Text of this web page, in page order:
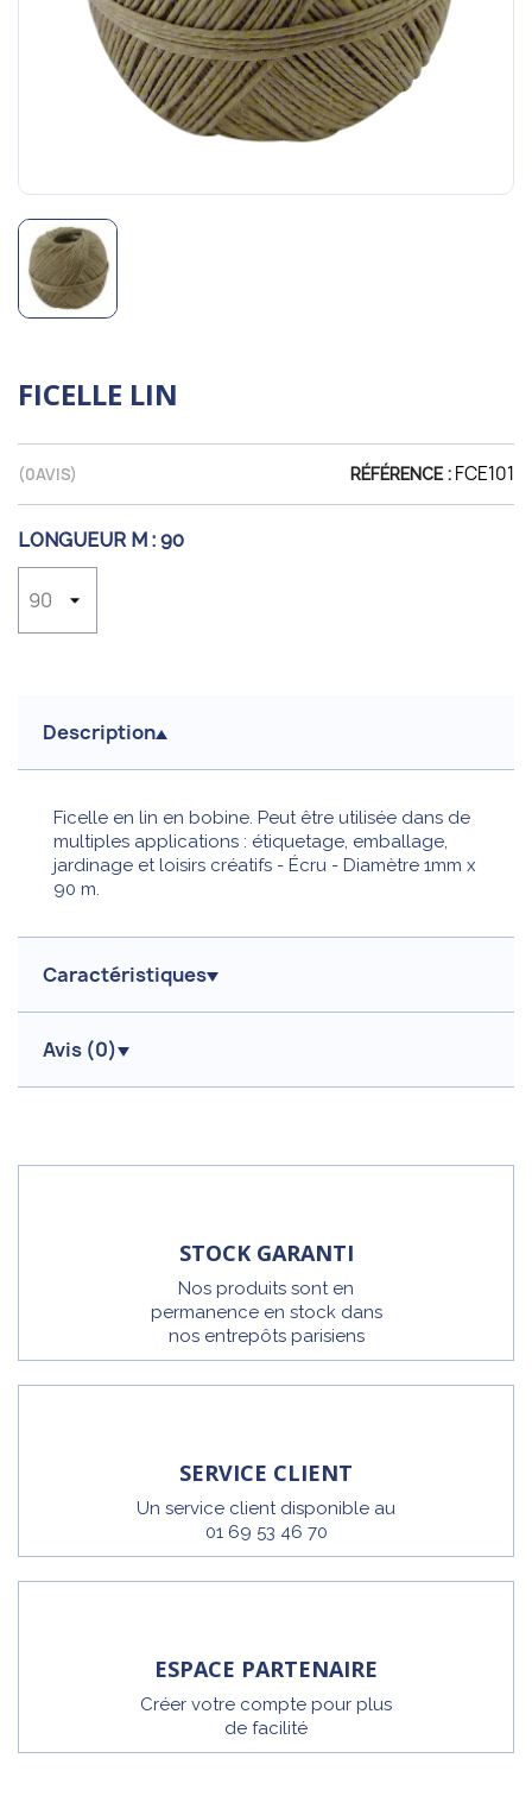
FICELLE LIN
(0AVIS) RÉFÉRENCE : FCE101
LONGUEUR M : 90
Description
Ficelle en lin en bobine. Peut être utilisée dans de
multiples applications : étiquetage, emballage,
jardinage et loisirs créatifs - Écru - Diamètre 1mm x
90 m.
Caractéristiques
Avis (0)
STOCK GARANTI
Nos produits sont en
permanence en stock dans
nos entrepôts parisiens
SERVICE CLIENT
Un service client disponible au
01 69 53 46 70
ESPACE PARTENAIRE
Créer votre compte pour plus
de facilité